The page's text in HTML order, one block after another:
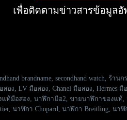
เพื่อติดตามข่าวสารข้อมูล
brandname, secondhand watch, ร้า
สอง, LV มือสอง, Chanel มือสอง, Hermes มื
ท้มือสอง, นาฬิกามือ2, ขายนาฬิกาของแท้,
นาฬิกา Chopard, นาฬิกา Breitling, นา